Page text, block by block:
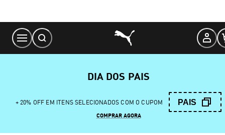
Content
DIA DOS PAIS
+ 20% OFF EM ITENS SELECIONADOS COM O CUPOM PAIS
COMPRAR AGORA